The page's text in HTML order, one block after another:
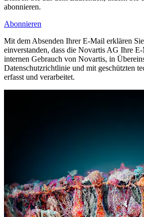
abonnieren.
Abonnieren
Mit dem Absenden Ihrer E-Mail erklären
einverstanden, dass die Novartis AG Ihre
internen Gebrauch von Novartis, in
Datenschutzrichtlinie und mit geschützten
erfasst und verarbeitet.